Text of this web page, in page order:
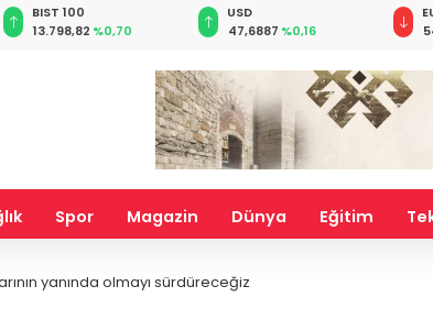
BIST 100
13.798,82 %0,70
USD
47,6887 %0,16
Spor Magazin Dünya Eğitim
yanında olmayı sürdüreceğiz